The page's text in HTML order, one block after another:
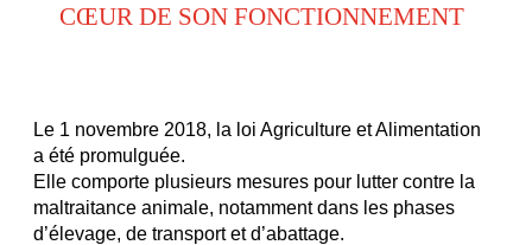
CŒUR DE SON FONCTIONNEMENT
Le 1 novembre 2018, la loi Agriculture et Alimentation
a été promulguée.
Elle comporte plusieurs mesures pour lutter contre la
maltraitance animale, notamment dans les phases
d’élevage, de transport et d’abattage.